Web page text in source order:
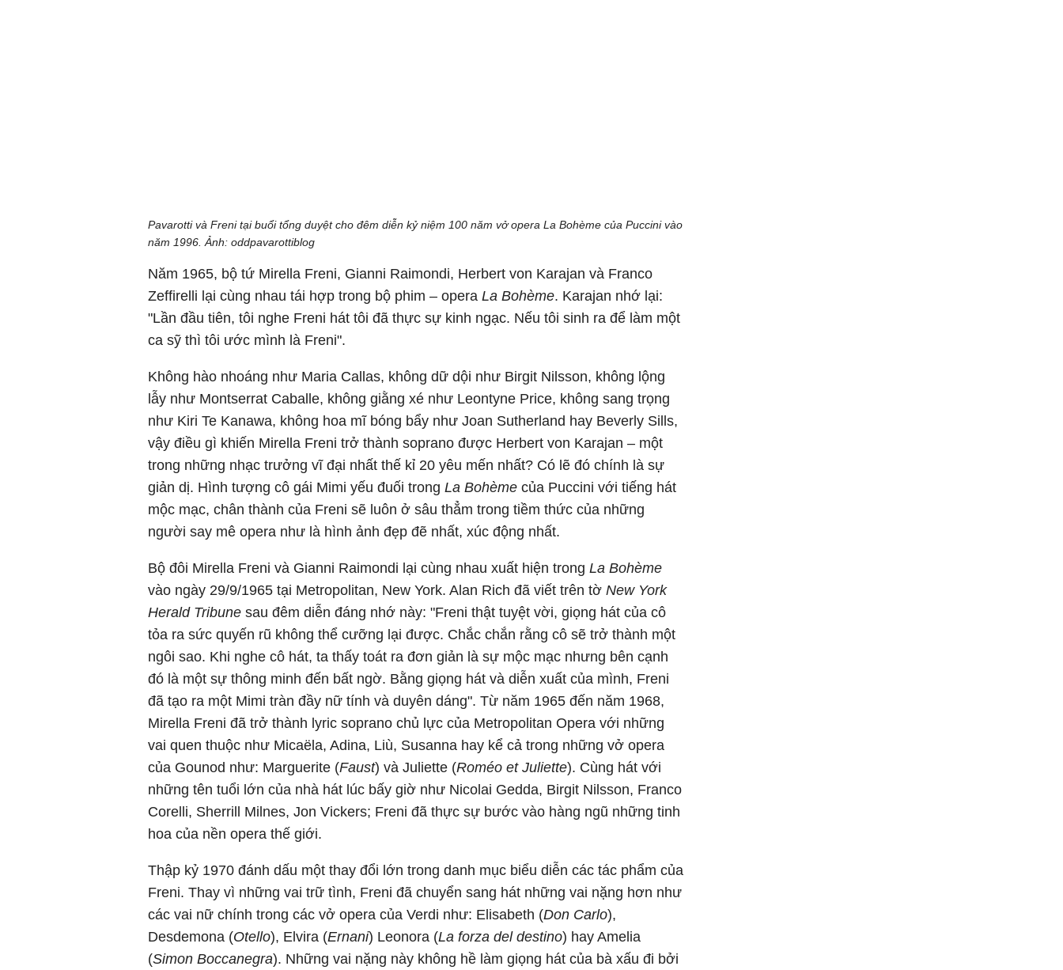
Pavarotti và Freni tại buổi tổng duyệt cho đêm diễn kỷ niệm 100 năm vở opera La Bohème của Puccini vào
năm 1996. Ảnh: oddpavarottiblog
Năm 1965, bộ tứ Mirella Freni, Gianni Raimondi, Herbert von Karajan và Franco
Zeffirelli lại cùng nhau tái hợp trong bộ phim – opera La Bohème. Karajan nhớ lại:
"Lần đầu tiên, tôi nghe Freni hát tôi đã thực sự kinh ngạc. Nếu tôi sinh ra để làm một
ca sỹ thì tôi ước mình là Freni".
Không hào nhoáng như Maria Callas, không dữ dội như Birgit Nilsson, không lộng
lẫy như Montserrat Caballe, không giằng xé như Leontyne Price, không sang trọng
như Kiri Te Kanawa, không hoa mĩ bóng bẩy như Joan Sutherland hay Beverly Sills,
vậy điều gì khiến Mirella Freni trở thành soprano được Herbert von Karajan – một
trong những nhạc trưởng vĩ đại nhất thế kỉ 20 yêu mến nhất? Có lẽ đó chính là sự
giản dị. Hình tượng cô gái Mimi yếu đuối trong La Bohème của Puccini với tiếng hát
mộc mạc, chân thành của Freni sẽ luôn ở sâu thẳm trong tiềm thức của những
người say mê opera như là hình ảnh đẹp đẽ nhất, xúc động nhất.
Bộ đôi Mirella Freni và Gianni Raimondi lại cùng nhau xuất hiện trong La Bohème
vào ngày 29/9/1965 tại Metropolitan, New York. Alan Rich đã viết trên tờ New York
Herald Tribune sau đêm diễn đáng nhớ này: "Freni thật tuyệt vời, giọng hát của cô
tỏa ra sức quyến rũ không thể cưỡng lại được. Chắc chắn rằng cô sẽ trở thành một
ngôi sao. Khi nghe cô hát, ta thấy toát ra đơn giản là sự mộc mạc nhưng bên cạnh
đó là một sự thông minh đến bất ngờ. Bằng giọng hát và diễn xuất của mình, Freni
đã tạo ra một Mimi tràn đầy nữ tính và duyên dáng". Từ năm 1965 đến năm 1968,
Mirella Freni đã trở thành lyric soprano chủ lực của Metropolitan Opera với những
vai quen thuộc như Micaëla, Adina, Liù, Susanna hay kể cả trong những vở opera
của Gounod như: Marguerite (Faust) và Juliette (Roméo et Juliette). Cùng hát với
những tên tuổi lớn của nhà hát lúc bấy giờ như Nicolai Gedda, Birgit Nilsson, Franco
Corelli, Sherrill Milnes, Jon Vickers; Freni đã thực sự bước vào hàng ngũ những tinh
hoa của nền opera thế giới.
Thập kỷ 1970 đánh dấu một thay đổi lớn trong danh mục biểu diễn các tác phẩm của
Freni. Thay vì những vai trữ tình, Freni đã chuyển sang hát những vai nặng hơn như
các vai nữ chính trong các vở opera của Verdi như: Elisabeth (Don Carlo),
Desdemona (Otello), Elvira (Ernani) Leonora (La forza del destino) hay Amelia
(Simon Boccanegra). Những vai nặng này không hề làm giọng hát của bà xấu đi bởi